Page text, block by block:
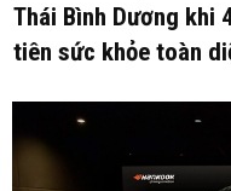
Thái Bình Dương khi
tiên sức khỏe toàn